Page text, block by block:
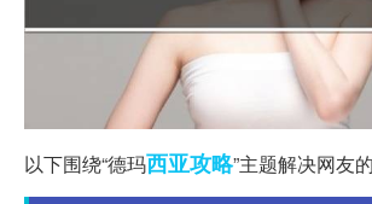
以下围绕“德玛西亚攻略”主题解决网友